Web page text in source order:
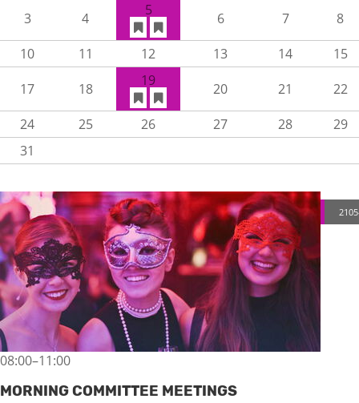
3
4 5 6 7
8
10
11 12 13 14
15
17
18 19 20 21
22
24
25 26 27 28
29
31
08:00–11:00
MORNING COMMITTEE MEETINGS